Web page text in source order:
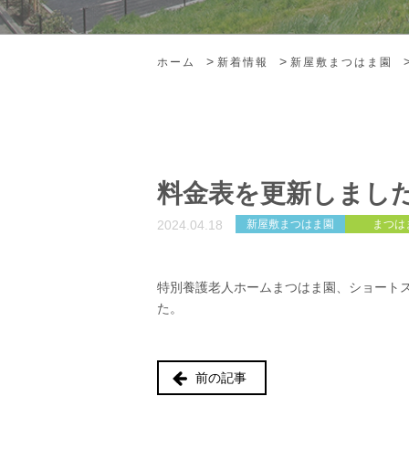
ホーム > 新着情報 > 新屋敷まつはま園
料金表を更新しまし
2024.04.18 新屋敷まつはま園 まつは
特別養護老人ホームまつはま園、ショート
た。
前の記事